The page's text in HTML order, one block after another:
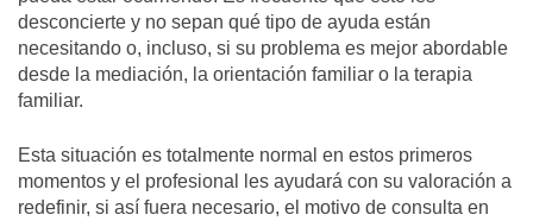
desconcierte y no sepan qué tipo de ayuda están
necesitando o, incluso, si su problema es mejor abordable
desde la mediación, la orientación familiar o la terapia
familiar.
Esta situación es totalmente normal en estos primeros
momentos y el profesional les ayudará con su valoración a
redefinir, si así fuera necesario, el motivo de consulta en